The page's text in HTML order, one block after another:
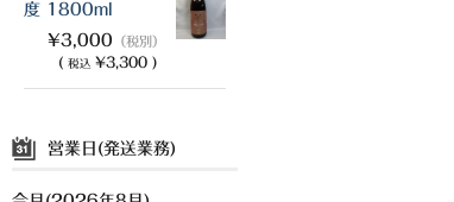
度 1800ml
¥3,000 （税別）
( 税込 ¥3,300 )
営業日(発送業務)